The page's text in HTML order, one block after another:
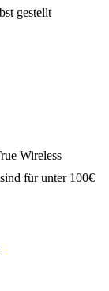
gestellt
Wireless
für unter 100€